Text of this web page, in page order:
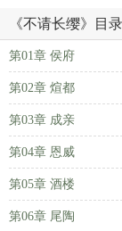
《不请长缨》目
第01章 侯府
第02章 煊都
第03章 成亲
第04章 恩威
第05章 酒楼
第06章 尾陶